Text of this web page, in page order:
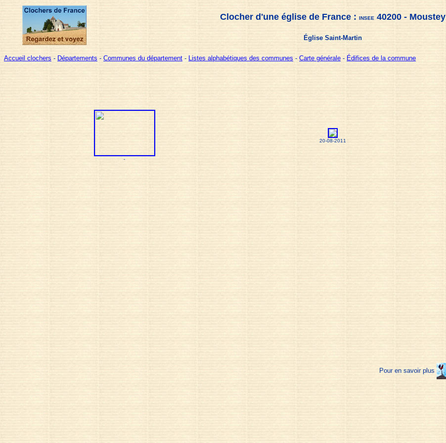
Clocher d'une église de France : INSEE40200 - Moustey
Église Saint-Martin
Accueil clochers - Départements - Communes du département - Listes alphabétiques des communes - Carte générale - Édifices de la commune
-
20-08-2011
Pour en savoir plus